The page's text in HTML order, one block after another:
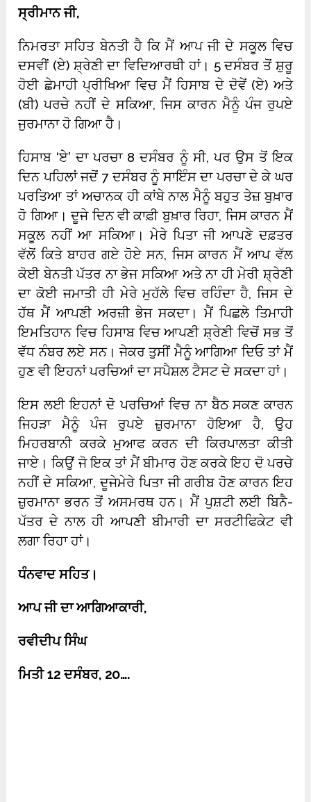
ਸ੍ਰੀਮਾਨ ਜੀ,
ਨਿਮਰਤਾ ਸਹਿਤ ਬੇਨਤੀ ਹੈ ਕਿ ਮੈਂ ਆਪ ਜੀ ਦੇ ਸਕੂਲ ਵਿਚ
ਦਸਵੀਂ (ਏ) ਸ਼੍ਰੇਣੀ ਦਾ ਵਿਦਿਆਰਥੀ ਹਾਂ। 5 ਦਸੰਬਰ ਤੋਂ ਸ਼ੁਰੂ
ਹੋਈ ਛੇਮਾਹੀ ਪ੍ਰੀਖਿਆ ਵਿਚ ਮੈਂ ਹਿਸਾਬ ਦੇ ਦੋਵੇਂ (ਏ) ਅਤੇ
(ਬੀ) ਪਰਚੇ ਨਹੀਂ ਦੇ ਸਕਿਆ, ਜਿਸ ਕਾਰਨ ਮੈਨੂੰ ਪੰਜ ਰੁਪਏ
ਜੁਰਮਾਨਾ ਹੋ ਗਿਆ ਹੈ।
ਹਿਸਾਬ ‘ਏ’ ਦਾ ਪਰਚਾ 8 ਦਸੰਬਰ ਨੂੰ ਸੀ, ਪਰ ਉਸ ਤੋਂ ਇਕ
ਦਿਨ ਪਹਿਲਾਂ ਜਦੋਂ 7 ਦਸੰਬਰ ਨੂੰ ਸਾਇੰਸ ਦਾ ਪਰਚਾ ਦੇ ਕੇ ਘਰ
ਪਰਤਿਆ ਤਾਂ ਅਚਾਨਕ ਹੀ ਕਾਂਬੇ ਨਾਲ ਮੈਨੂੰ ਬਹੁਤ ਤੇਜ਼ ਬੁਖ਼ਾਰ
ਹੋ ਗਿਆ। ਦੂਜੇ ਦਿਨ ਵੀ ਕਾਫ਼ੀ ਬੁਖ਼ਾਰ ਰਿਹਾ, ਜਿਸ ਕਾਰਨ ਮੈਂ
ਸਕੂਲ ਨਹੀਂ ਆ ਸਕਿਆ। ਮੇਰੇ ਪਿਤਾ ਜੀ ਆਪਣੇ ਦਫ਼ਤਰ
ਵੱਲੋਂ ਕਿਤੇ ਬਾਹਰ ਗਏ ਹੋਏ ਸਨ, ਜਿਸ ਕਾਰਨ ਮੈਂ ਆਪ ਵੱਲ
ਕੋਈ ਬੇਨਤੀ ਪੱਤਰ ਨਾ ਭੇਜ ਸਕਿਆ ਅਤੇ ਨਾ ਹੀ ਮੇਰੀ ਸ਼੍ਰੇਣੀ
ਦਾ ਕੋਈ ਜਮਾਤੀ ਹੀ ਮੇਰੇ ਮੁਹੱਲੇ ਵਿਚ ਰਹਿੰਦਾ ਹੈ, ਜਿਸ ਦੇ
ਹੱਥ ਮੈਂ ਆਪਣੀ ਅਰਜ਼ੀ ਭੇਜ ਸਕਦਾ। ਮੈਂ ਪਿਛਲੇ ਤਿਮਾਹੀ
ਇਮਤਿਹਾਨ ਵਿਚ ਹਿਸਾਬ ਵਿਚ ਆਪਣੀ ਸ਼੍ਰੇਣੀ ਵਿਚੋਂ ਸਭ ਤੋਂ
ਵੱਧ ਨੰਬਰ ਲਏ ਸਨ। ਜੇਕਰ ਤੁਸੀਂ ਮੈਨੂੰ ਆਗਿਆ ਦਿਓ ਤਾਂ ਮੈਂ
ਹੁਣ ਵੀ ਇਹਨਾਂ ਪਰਚਿਆਂ ਦਾ ਸਪੈਸ਼ਲ ਟੈਸਟ ਦੇ ਸਕਦਾ ਹਾਂ।
ਇਸ ਲਈ ਇਹਨਾਂ ਦੋ ਪਰਚਿਆਂ ਵਿਚ ਨਾ ਬੈਠ ਸਕਣ ਕਾਰਨ
ਜਿਹੜਾ ਮੈਨੂੰ ਪੰਜ ਰੁਪਏ ਜ਼ੁਰਮਾਨਾ ਹੋਇਆ ਹੈ, ਉਹ
ਮਿਹਰਬਾਨੀ ਕਰਕੇ ਮੁਆਫ ਕਰਨ ਦੀ ਕਿਰਪਾਲਤਾ ਕੀਤੀ
ਜਾਏ। ਕਿਉਂ ਜੋ ਇਕ ਤਾਂ ਮੈਂ ਬੀਮਾਰ ਹੋਣ ਕਰਕੇ ਇਹ ਦੋ ਪਰਚੇ
ਨਹੀਂ ਦੇ ਸਕਿਆ, ਦੂਜੇਮੇਰੇ ਪਿਤਾ ਜੀ ਗਰੀਬ ਹੋਣ ਕਾਰਨ ਇਹ
ਜ਼ੁਰਮਾਨਾ ਭਰਨ ਤੋਂ ਅਸਮਰਥ ਹਨ। ਮੈਂ ਪੁਸ਼ਟੀ ਲਈ ਬਿਨੈ-
ਪੱਤਰ ਦੇ ਨਾਲ ਹੀ ਆਪਣੀ ਬੀਮਾਰੀ ਦਾ ਸਰਟੀਫਿਕੇਟ ਵੀ
ਲਗਾ ਰਿਹਾ ਹਾਂ।
ਧੰਨਵਾਦ ਸਹਿਤ।
ਆਪ ਜੀ ਦਾ ਆਗਿਆਕਾਰੀ,
ਰਵੀਦੀਪ ਸਿੰਘ
ਮਿਤੀ12ਦਸੰਬਰ, 20….